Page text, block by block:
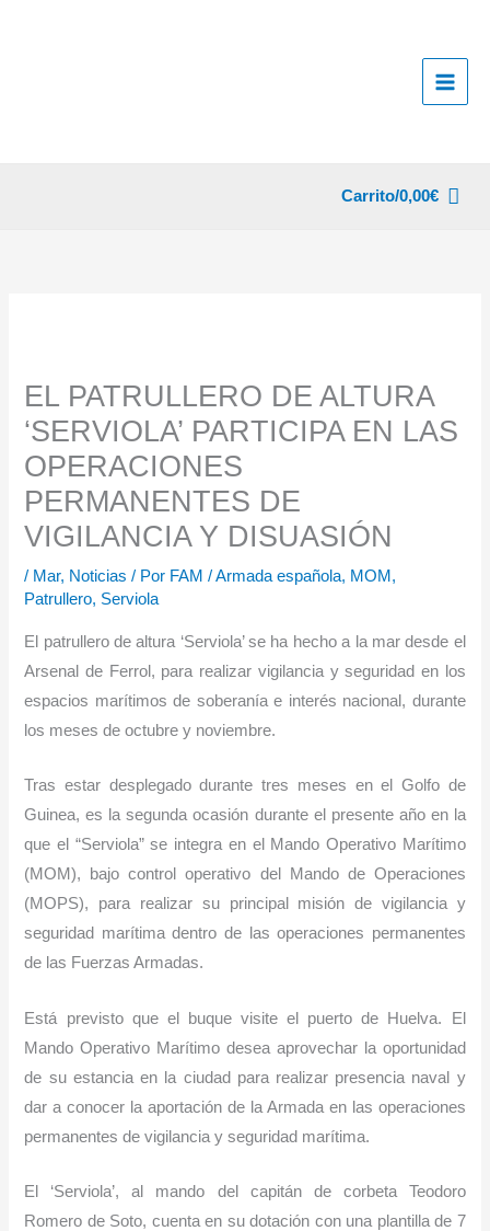
Carrito/0,00€
EL PATRULLERO DE ALTURA
‘SERVIOLA’ PARTICIPA EN LAS
OPERACIONES
PERMANENTES DE
VIGILANCIA Y DISUASIÓN
/ Mar, Noticias / Por FAM/Armada española, MOM ,
Patrullero, Serviola
El patrullero de altura ‘Serviola’ se ha hecho a la mar desde el
Arsenal de Ferrol, para realizar vigilancia y seguridad en los
espacios marítimos de soberanía e interés nacional, durante
los meses de octubre y noviembre.
Tras estar desplegado durante tres meses en el Golfo de
Guinea, es la segunda ocasión durante el presente año en la
que el “Serviola” se integra en el Mando Operativo Marítimo
(MOM), bajo control operativo del Mando de Operaciones
(MOPS), para realizar su principal misión de vigilancia y
seguridad marítima dentro de las operaciones permanentes
de las Fuerzas Armadas.
Está previsto que el buque visite el puerto de Huelva. El
Mando Operativo Marítimo desea aprovechar la oportunidad
de su estancia en la ciudad para realizar presencia naval y
dar a conocer la aportación de la Armada en las operaciones
permanentes de vigilancia y seguridad marítima.
El ‘Serviola’, al mando del capitán de corbeta Teodoro
Romero de Soto, cuenta en su dotación con una plantilla de 7